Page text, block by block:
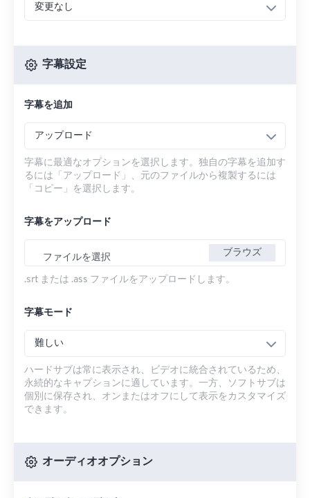
変更なし
字幕設定
字幕を追加
アップロード
字幕に最適なオプションを選択します。独自の字幕を追加す
るには「アップロード」、元のファイルから複製するには
「コピー」を選択します。
字幕をアップロード
ファイルを選択 ブラウズ
.srt または .ass ファイルをアップロードします。
字幕モード
難しい
ハードサブは常に表示され、ビデオに統合されているため、
永続的なキャプションに適しています。一方、ソフトサブは
個別に保存され、オンまたはオフにして表示をカスタマイズ
できます。
オーディオオプション